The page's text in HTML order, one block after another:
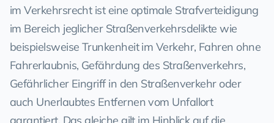
im Verkehrsrecht ist eine optimale Strafverteidigung
im Bereich jeglicher Straßenverkehrsdelikte wie
beispielsweise Trunkenheit im Verkehr, Fahren ohne
Fahrerlaubnis, Gefährdung des Straßenverkehrs,
Gefährlicher Eingriff in den Straßenverkehr oder
auch Unerlaubtes Entfernen vom Unfallort